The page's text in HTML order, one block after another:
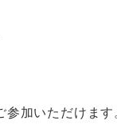
加いただけます